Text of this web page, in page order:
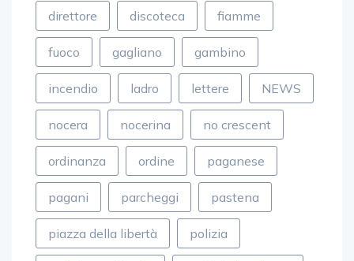
direttore discoteca fiamme
fuoco gagliano gambino
incendio ladro lettere NEWS
nocera nocerina no crescent
ordinanza ordine paganese
pagani parcheggi pastena
piazza della libertà polizia